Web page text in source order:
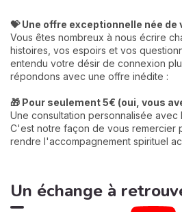
💝 Une offre exceptionnelle née de
Vous êtes nombreux à nous écrire
histoires, vos espoirs et vos
entendu votre désir de connexion
répondons avec une offre inédite :
🎁 Pour seulement 5€ (oui, vous
Une consultation personnalisée
C'est notre façon de vous remercier
rendre l'accompagnement spirituel
Un échange à